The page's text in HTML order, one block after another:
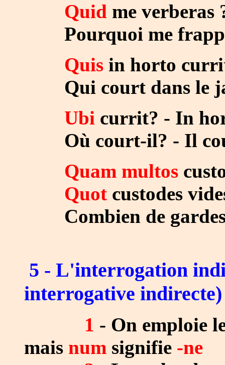
Quid me verberas
Pourquoi me
Quis in horto
Qui court dans le
Ubi currit? - In
Où court-il? - Il
Quam multos
Quot custodes
Combien de gardes
5 - L'interrogation
interrogative indirecte)
1 - On emploie
mais num signifie -ne